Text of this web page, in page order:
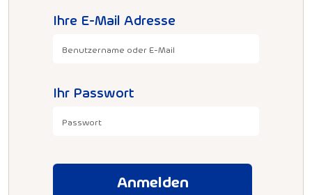
Ihre E-Mail Adresse
Ihr Passwort
Anmelden